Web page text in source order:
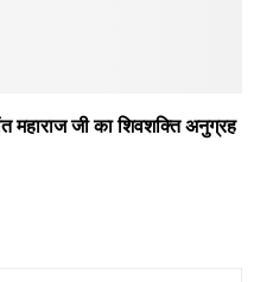
महाराज जी का शिवशक्ति अनुग्रह